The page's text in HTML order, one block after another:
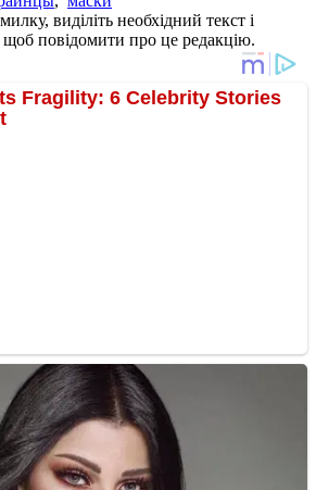
виділіть необхідний текст і
щоб повідомити про це редакцію.